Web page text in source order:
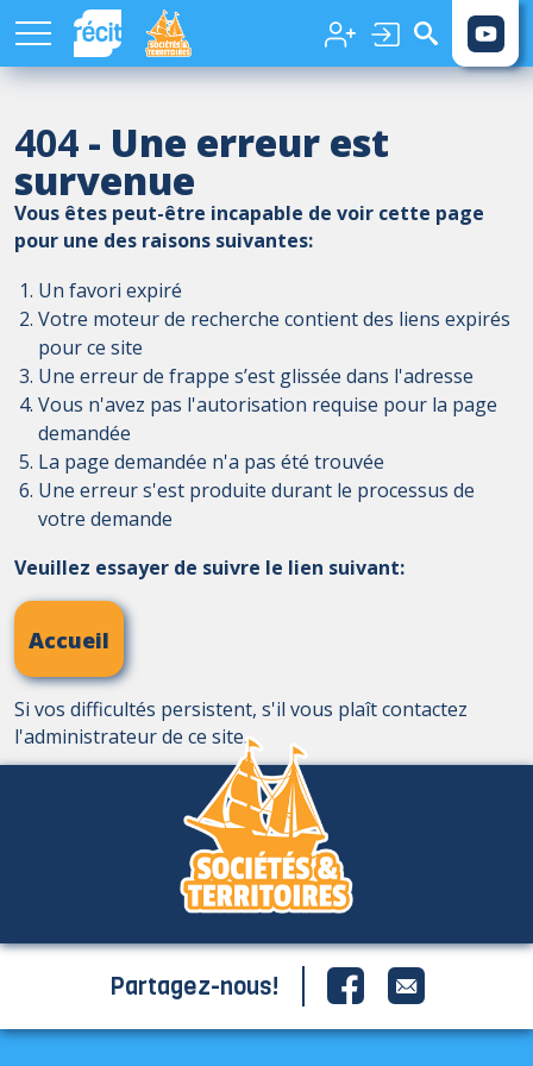
Aller au contenu principal
404 - Une erreur est
survenue
Vous êtes peut-être incapable de voir cette page
pour une des raisons suivantes:
Un favori expiré
Votre moteur de recherche contient des liens expirés
pour ce site
Une erreur de frappe s’est glissée dans l'adresse
Vous n'avez pas l'autorisation requise pour la page
demandée
La page demandée n'a pas été trouvée
Une erreur s'est produite durant le processus de
votre demande
Veuillez essayer de suivre le lien suivant:
Accueil
Si vos difficultés persistent, s'il vous plaît contactez
l'administrateur de ce site.
Partagez-nous!